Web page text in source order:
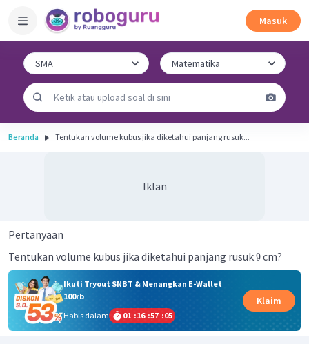
Masuk
Beranda Tentukan volume kubus jika diketahui panjang rusuk...
Iklan
Pertanyaan
Tentukan volume kubus jika diketahui panjang rusuk9cm?
Ikuti Tryout SNBT & Menangkan E-Wallet
100rb
Habis dalam
01 :16 :57 :04
Klaim